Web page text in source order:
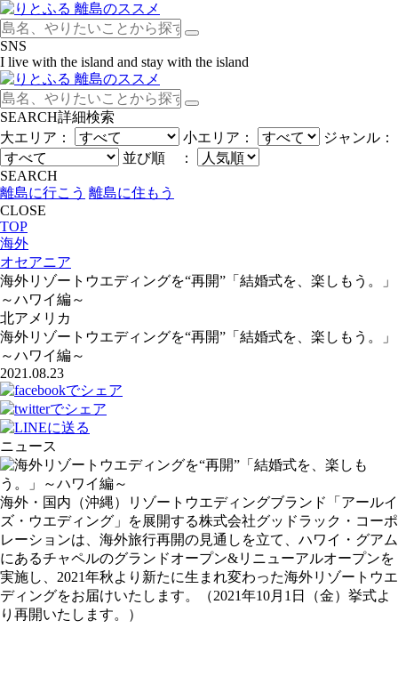
SNS
I live with the island and stay with the island
SEARCH詳細検索
大エリア：
小エリア：
ジャンル：
並び順 ：
SEARCH
離島に行こう 離島に住もう
CLOSE
TOP
海外
オセアニア
海外リゾートウエディングを“再開”「結婚式を、楽しもう。」
～ハワイ編～
北アメリカ
海外リゾートウエディングを“再開”「結婚式を、楽しもう。」
～ハワイ編～
2021.08.23
ニュース
海外・国内（沖縄）リゾートウエディングブランド「アールイ
ズ・ウエディング」を展開する株式会社グッドラック・コーポ
レーションは、海外旅行再開の見通しを立て、ハワイ・グアム
にあるチャペルのグランドオープン&リニューアルオープンを
実施し、2021年秋より新たに生まれ変わった海外リゾートウエ
ディングをお届けいたします。（2021年10月1日（金）挙式よ
り再開いたします。）